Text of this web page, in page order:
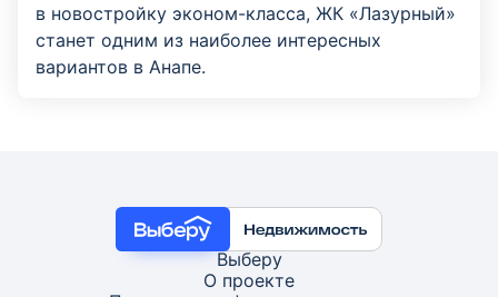
в новостройку эконом-класса, ЖК «Лазурный»
станет одним из наиболее интересных
вариантов в Анапе.
Выберу
О проекте